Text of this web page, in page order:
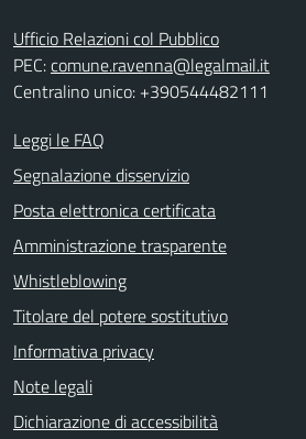
Ufficio Relazioni col Pubblico
PEC:comune.ravenna@legalmail.it
Centralino unico: +390544482111
Leggi le FAQ
Segnalazione disservizio
Posta elettronica certificata
Amministrazione trasparente
Whistleblowing
Titolare del potere sostitutivo
Informativa privacy
Note legali
Dichiarazione di accessibilità